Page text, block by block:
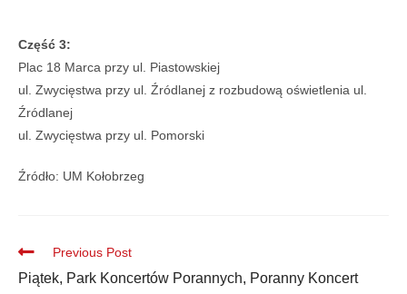
Część 3:
Plac 18 Marca przy ul. Piastowskiej
ul. Zwycięstwa przy ul. Źródlanej z rozbudową oświetlenia ul.
Źródlanej
ul. Zwycięstwa przy ul. Pomorski
Źródło: UM Kołobrzeg
Previous Post
Piątek, Park Koncertów Porannych, Poranny Koncert